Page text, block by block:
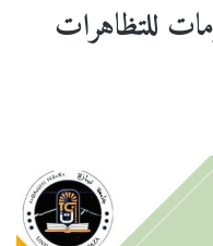
للتظاهرات